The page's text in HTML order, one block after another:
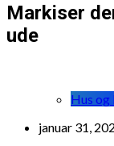
Markiser
ude
Hus og
januar 31,